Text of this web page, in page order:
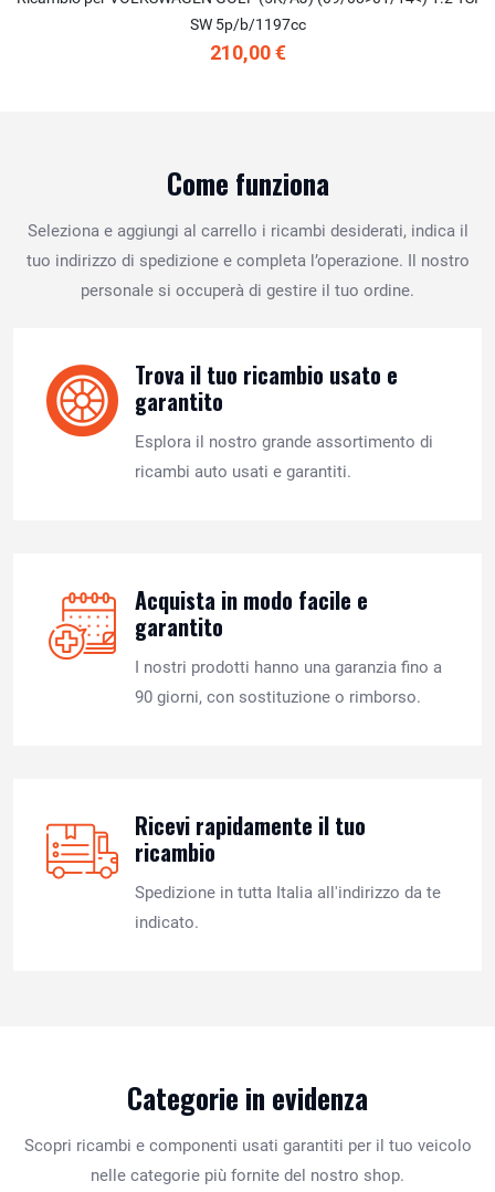
SW 5p/b/1197cc
210,00 €
Come funziona
Seleziona e aggiungi al carrello i ricambi desiderati, indica il
tuo indirizzo di spedizione e completa l’operazione. Il nostro
personale si occuperà di gestire il tuo ordine.
Trova il tuo ricambio usato e
garantito
Esplora il nostro grande assortimento di
ricambi auto usati e garantiti.
Acquista in modo facile e
garantito
I nostri prodotti hanno una garanzia fino a
90 giorni, con sostituzione o rimborso.
Ricevi rapidamente il tuo
ricambio
Spedizione in tutta Italia all'indirizzo da te
indicato.
Categorie in evidenza
Scopri ricambi e componenti usati garantiti per il tuo veicolo
nelle categorie più fornite del nostro shop.